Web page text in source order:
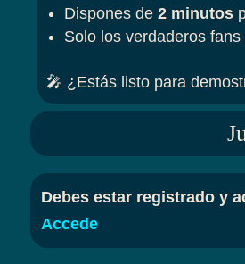
Dispones de 2 minutos
Solo los verdaderos
🎤 ¿Estás listo para
Debes estar registrado y
Accede